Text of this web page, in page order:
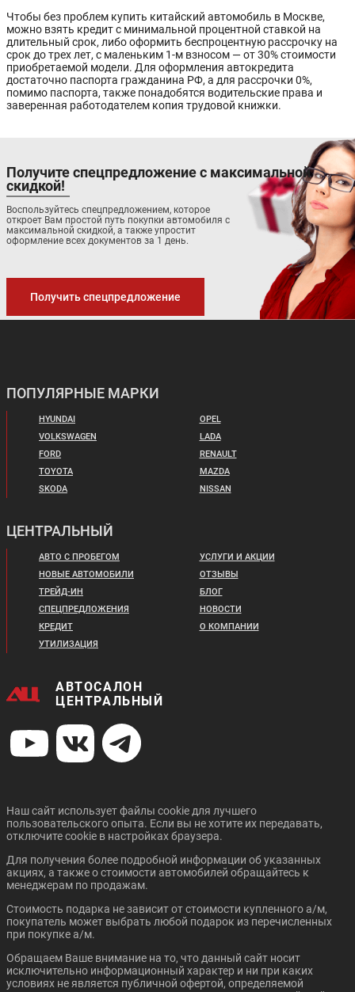
Чтобы без проблем купить китайский автомобиль в Москве,
можно взять кредит с минимальной процентной ставкой на
длительный срок, либо оформить беспроцентную рассрочку на
срок до трех лет, с маленьким 1-м взносом — от 30% стоимости
приобретаемой модели. Для оформления автокредита
достаточно паспорта гражданина РФ, а для рассрочки 0%,
помимо паспорта, также понадобятся водительские права и
заверенная работодателем копия трудовой книжки.
Получите спецпредложение с максимальной
скидкой!
Воспользуйтесь спецпредложением, которое
откроет Вам простой путь покупки автомобиля с
максимальной скидкой, а также упростит
оформление всех документов за 1 день.
Получить спецпредложение
ПОПУЛЯРНЫЕ МАРКИ
HYUNDAI
VOLKSWAGEN
FORD
TOYOTA
SKODA
OPEL
LADA
RENAULT
MAZDA
NISSAN
ЦЕНТРАЛЬНЫЙ
АВТО С ПРОБЕГОМ
НОВЫЕ АВТОМОБИЛИ
ТРЕЙД-ИН
СПЕЦПРЕДЛОЖЕНИЯ
КРЕДИТ
УТИЛИЗАЦИЯ
УСЛУГИ И АКЦИИ
ОТЗЫВЫ
БЛОГ
НОВОСТИ
О КОМПАНИИ
АВТОСАЛОН
ЦЕНТРАЛЬНЫЙ
Наш сайт использует файлы cookie для лучшего
пользовательского опыта. Если вы не хотите их передавать,
отключите cookie в настройках браузера.
Для получения более подробной информации об указанных
акциях, а также о стоимости автомобилей обращайтесь к
менеджерам по продажам.
Стоимость подарка не зависит от стоимости купленного а/м,
покупатель может выбрать любой подарок из перечисленных
при покупке а/м.
Обращаем Ваше внимание на то, что данный сайт носит
исключительно информационный характер и ни при каких
условиях не является публичной офертой, определяемой